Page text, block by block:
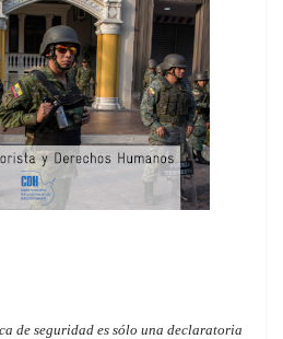
de seguridad es sólo una declaratoria